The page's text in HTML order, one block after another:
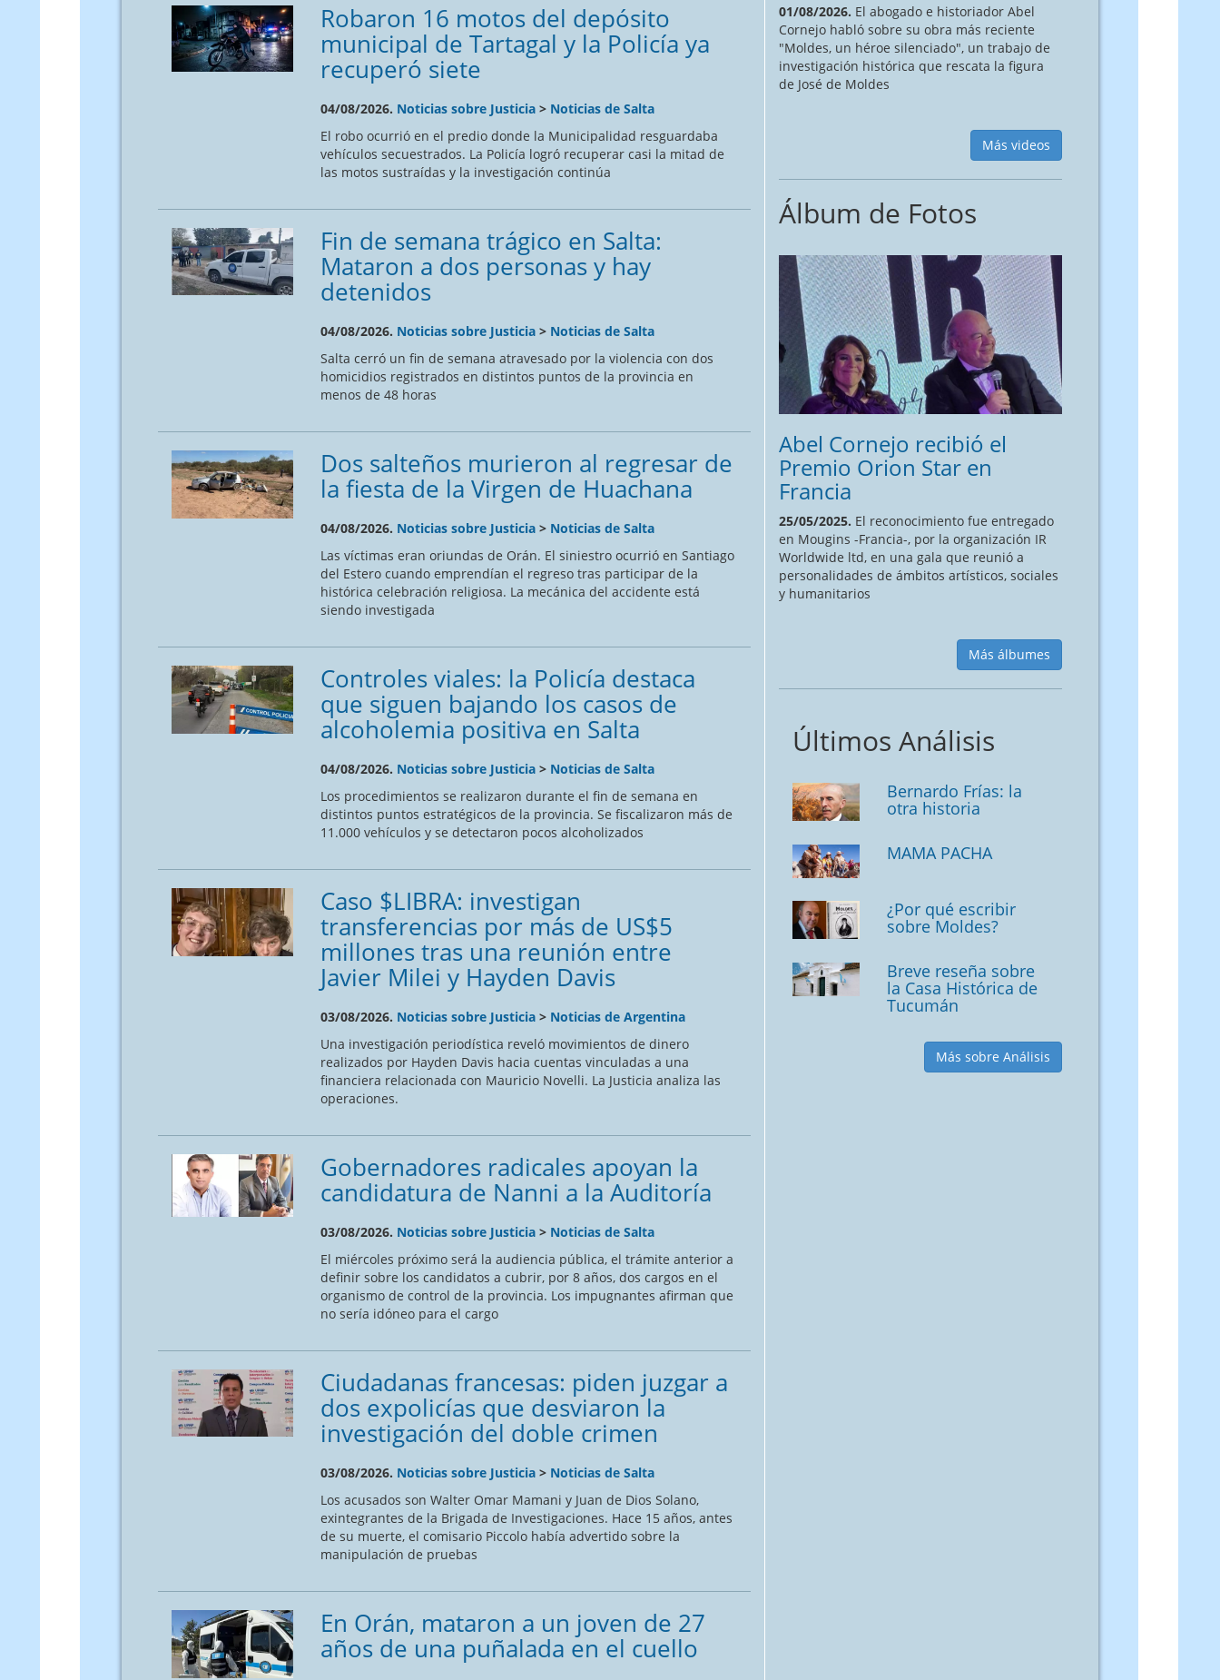
Robaron 16 motos del depósito
municipal de Tartagal y la Policía ya
recuperó siete
04/08/2026. Noticias sobre Justicia> Noticias de Salta
El robo ocurrió en el predio donde la Municipalidad resguardaba
vehículos secuestrados. La Policía logró recuperar casi la mitad de
las motos sustraídas y la investigación continúa
Fin de semana trágico en Salta:
Mataron a dos personas y hay
detenidos
04/08/2026. Noticias sobre Justicia> Noticias de Salta
Salta cerró un fin de semana atravesado por la violencia con dos
homicidios registrados en distintos puntos de la provincia en
menos de 48 horas
Dos salteños murieron al regresar de
la fiesta de la Virgen de Huachana
04/08/2026. Noticias sobre Justicia> Noticias de Salta
Las víctimas eran oriundas de Orán. El siniestro ocurrió en Santiago
del Estero cuando emprendían el regreso tras participar de la
histórica celebración religiosa. La mecánica del accidente está
siendo investigada
Controles viales: la Policía destaca
que siguen bajando los casos de
alcoholemia positiva en Salta
04/08/2026. Noticias sobre Justicia> Noticias de Salta
Los procedimientos se realizaron durante el fin de semana en
distintos puntos estratégicos de la provincia. Se fiscalizaron más de
11.000 vehículos y se detectaron pocos alcoholizados
Caso $LIBRA: investigan
transferencias por más de US$5
millones tras una reunión entre
Javier Milei y Hayden Davis
03/08/2026. Noticias sobre Justicia> Noticias de Argentina
Una investigación periodística reveló movimientos de dinero
realizados por Hayden Davis hacia cuentas vinculadas a una
financiera relacionada con Mauricio Novelli. La Justicia analiza las
operaciones.
Gobernadores radicales apoyan la
candidatura de Nanni a la Auditoría
03/08/2026. Noticias sobre Justicia> Noticias de Salta
El miércoles próximo será la audiencia pública, el trámite anterior a
definir sobre los candidatos a cubrir, por 8 años, dos cargos en el
organismo de control de la provincia. Los impugnantes afirman que
no sería idóneo para el cargo
Ciudadanas francesas: piden juzgar a
dos expolicías que desviaron la
investigación del doble crimen
03/08/2026. Noticias sobre Justicia> Noticias de Salta
Los acusados son Walter Omar Mamani y Juan de Dios Solano,
exintegrantes de la Brigada de Investigaciones. Hace 15 años, antes
de su muerte, el comisario Piccolo había advertido sobre la
manipulación de pruebas
En Orán, mataron a un joven de 27
años de una puñalada en el cuello
01/08/2026. El abogado e historiador Abel
Cornejo habló sobre su obra más reciente
"Moldes, un héroe silenciado", un trabajo de
investigación histórica que rescata la figura
de José de Moldes
Más videos
Álbum de Fotos
Abel Cornejo recibió el
Premio Orion Star en
Francia
25/05/2025. El reconocimiento fue entregado
en Mougins -Francia-, por la organización IR
Worldwide ltd, en una gala que reunió a
personalidades de ámbitos artísticos, sociales
y humanitarios
Más álbumes
Últimos Análisis
Bernardo Frías: la
otra historia
MAMA PACHA
¿Por qué escribir
sobre Moldes?
Breve reseña sobre
la Casa Histórica de
Tucumán
Más sobre Análisis